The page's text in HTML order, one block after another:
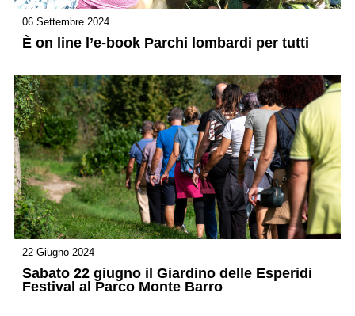
06 Settembre 2024
È on line l’e-book Parchi lombardi per tutti
22 Giugno 2024
Sabato 22 giugno il Giardino delle Esperidi
Festival al Parco Monte Barro